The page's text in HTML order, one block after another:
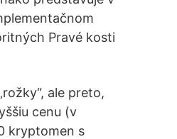
Pravé kosti
ale preto,
cenu (v
kryptomen s